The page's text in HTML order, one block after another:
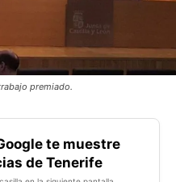
premiado.
te muestre
de Tenerife